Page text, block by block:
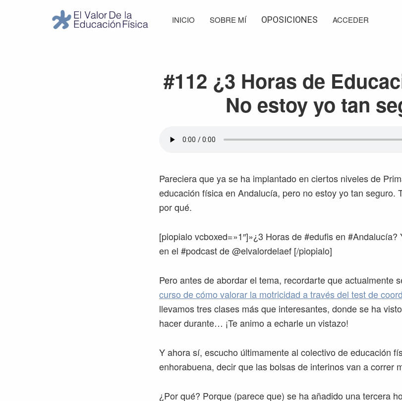
INICIO SOBRE MÍ OPOSICIONES ACCEDER
#112 ¿3 Horas de
No estoy yo tan
Pareciera que ya se ha implantado en ciertos niveles de
educación física en Andalucía, pero no estoy yo tan seguro.
por qué.
[piopialo vcboxed=»1″]»¿3 Horas de #edufis en
en el #podcast de @elvalordelaef [/piopialo]
Pero antes de abordar el tema, recordarte que actualmente
curso de cómo valorar la motricidad a través del test de
llevamos tres clases más que interesantes, donde se ha
hacer durante… ¡Te animo a echarle un vistazo!
Y ahora sí, escucho últimamente al colectivo de educación
enhorabuena, decir que las bolsas de interinos van a correr
¿Por qué? Porque (parece que) se ha añadido una tercera